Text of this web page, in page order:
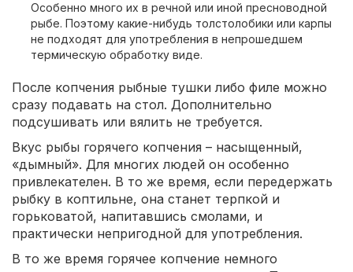
Особенно много их в речной или иной пресноводной
рыбе. Поэтому какие-нибудь толстолобики или карпы
не подходят для употребления в непрошедшем
термическую обработку виде.
После копчения рыбные тушки либо филе можно
сразу подавать на стол. Дополнительно
подсушивать или вялить не требуется.
Вкус рыбы горячего копчения – насыщенный,
«дымный». Для многих людей он особенно
привлекателен. В то же время, если передержать
рыбку в коптильне, она станет терпкой и
горьковатой, напитавшись смолами, и
практически непригодной для употребления.
В то же время горячее копчение немного